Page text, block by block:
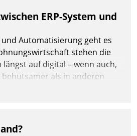
ERP-System und
Automatisierung geht es
stehen die
auf digital – wenn auch,
als in anderen